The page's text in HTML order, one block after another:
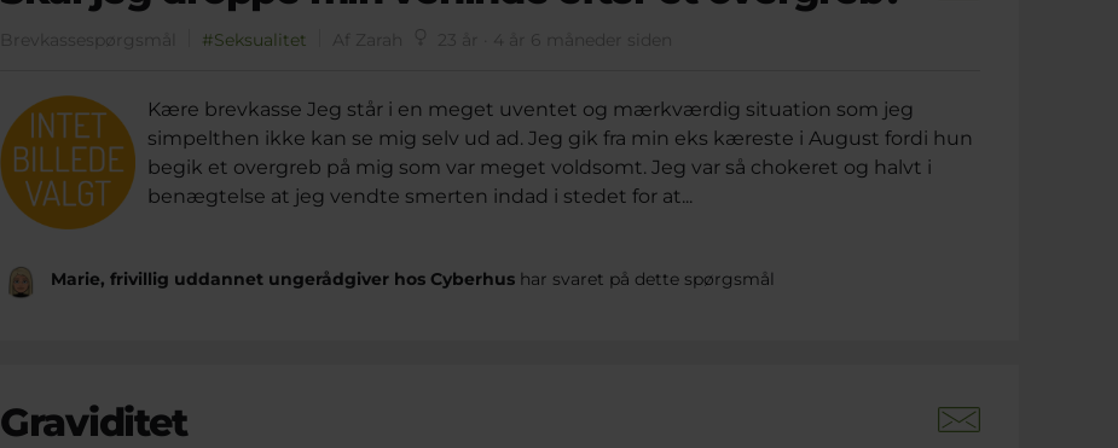
Brevkassespørgsmål #Seksualitet Af Zarah 23 år · 4 år 6 måneder siden
Kære brevkasse Jeg står i en meget uventet og mærkværdig situation som jeg
simpelthen ikke kan se mig selv ud ad. Jeg gik fra min eks kæreste i August fordi hun
begik et overgreb på mig som var meget voldsomt. Jeg var så chokeret og halvt i
benægtelse at jeg vendte smerten indad i stedet for at...
Marie, frivillig uddannet ungerådgiver hos Cyberhus har svaret på dette spørgsmål
Graviditet